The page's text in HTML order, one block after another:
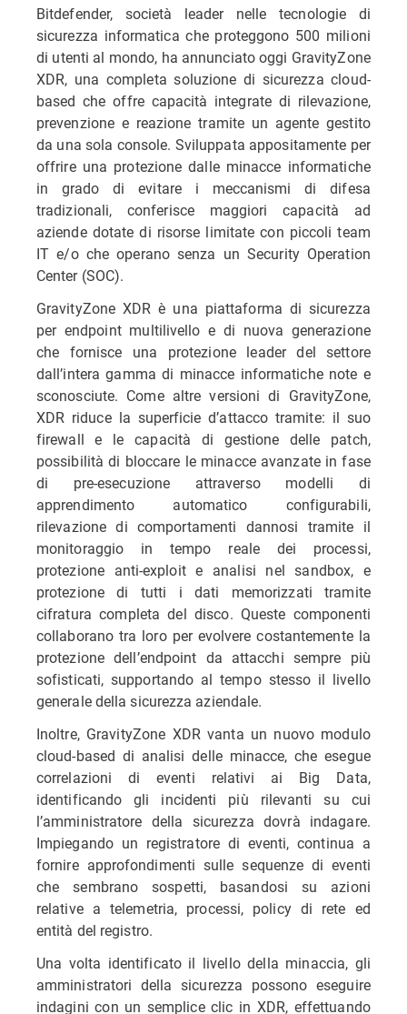
Bitdefender, società leader nelle tecnologie di
sicurezza informatica che proteggono 500 milioni
di utenti al mondo, ha annunciato oggi GravityZone
XDR, una completa soluzione di sicurezza cloud-
based che offre capacità integrate di rilevazione,
prevenzione e reazione tramite un agente gestito
da una sola console. Sviluppata appositamente per
offrire una protezione dalle minacce informatiche
in grado di evitare i meccanismi di difesa
tradizionali, conferisce maggiori capacità ad
aziende dotate di risorse limitate con piccoli team
IT e/o che operano senza un Security Operation
Center (SOC).
GravityZone XDR è una piattaforma di sicurezza
per endpoint multilivello e di nuova generazione
che fornisce una protezione leader del settore
dall’intera gamma di minacce informatiche note e
sconosciute. Come altre versioni di GravityZone,
XDR riduce la superficie d’attacco tramite: il suo
firewall e le capacità di gestione delle patch,
possibilità di bloccare le minacce avanzate in fase
di pre-esecuzione attraverso modelli di
apprendimento automatico configurabili,
rilevazione di comportamenti dannosi tramite il
monitoraggio in tempo reale dei processi,
protezione anti-exploit e analisi nel sandbox, e
protezione di tutti i dati memorizzati tramite
cifratura completa del disco. Queste componenti
collaborano tra loro per evolvere costantemente la
protezione dell’endpoint da attacchi sempre più
sofisticati, supportando al tempo stesso il livello
generale della sicurezza aziendale.
Inoltre, GravityZone XDR vanta un nuovo modulo
cloud-based di analisi delle minacce, che esegue
correlazioni di eventi relativi ai Big Data,
identificando gli incidenti più rilevanti su cui
l’amministratore della sicurezza dovrà indagare.
Impiegando un registratore di eventi, continua a
fornire approfondimenti sulle sequenze di eventi
che sembrano sospetti, basandosi su azioni
relative a telemetria, processi, policy di rete ed
entità del registro.
Una volta identificato il livello della minaccia, gli
amministratori della sicurezza possono eseguire
indagini con un semplice clic in XDR, effettuando